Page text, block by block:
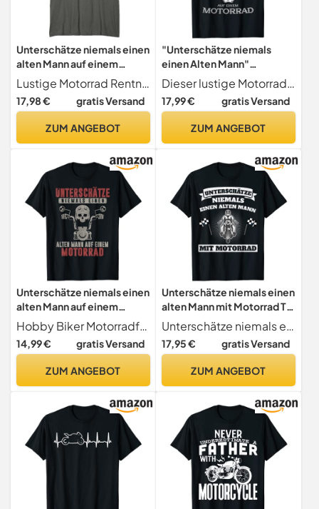
Unterschätze niemals einen
alten Mann auf einem
Motorrad T-Shirt
Lustige Motorrad Rentner Geschenke für Biker
17,98 € gratis Versand
ZUM ANGEBOT
"Unterschätze niemals
einen Alten Mann"
Motorrad T-Shirt
Dieser lustige Motorrad Spruch "Unterschätze niemals einen Alten Mann" für Leidenschaftliche Biker. Für Motorradfahrer ein tolles Motorrad Zubehör für Alte Männ auf einem Motorrad und Fahrer der 60er, 70, 80er, 90er Jahre.
17,99 € gratis Versand
ZUM ANGEBOT
Unterschätze niemals einen
alten Mann auf einem
Motorrad T-Shirt
Hobby Biker Motorradfahren Geschenk
14,99 € gratis Versand
ZUM ANGEBOT
Unterschätze niemals einen
alten Mann mit Motorrad T-
Shirt
Unterschätze niemals einen alten Mann mit Motorrad tolles Biker Outfit für junggebliebene Biker.
17,95 € gratis Versand
ZUM ANGEBOT